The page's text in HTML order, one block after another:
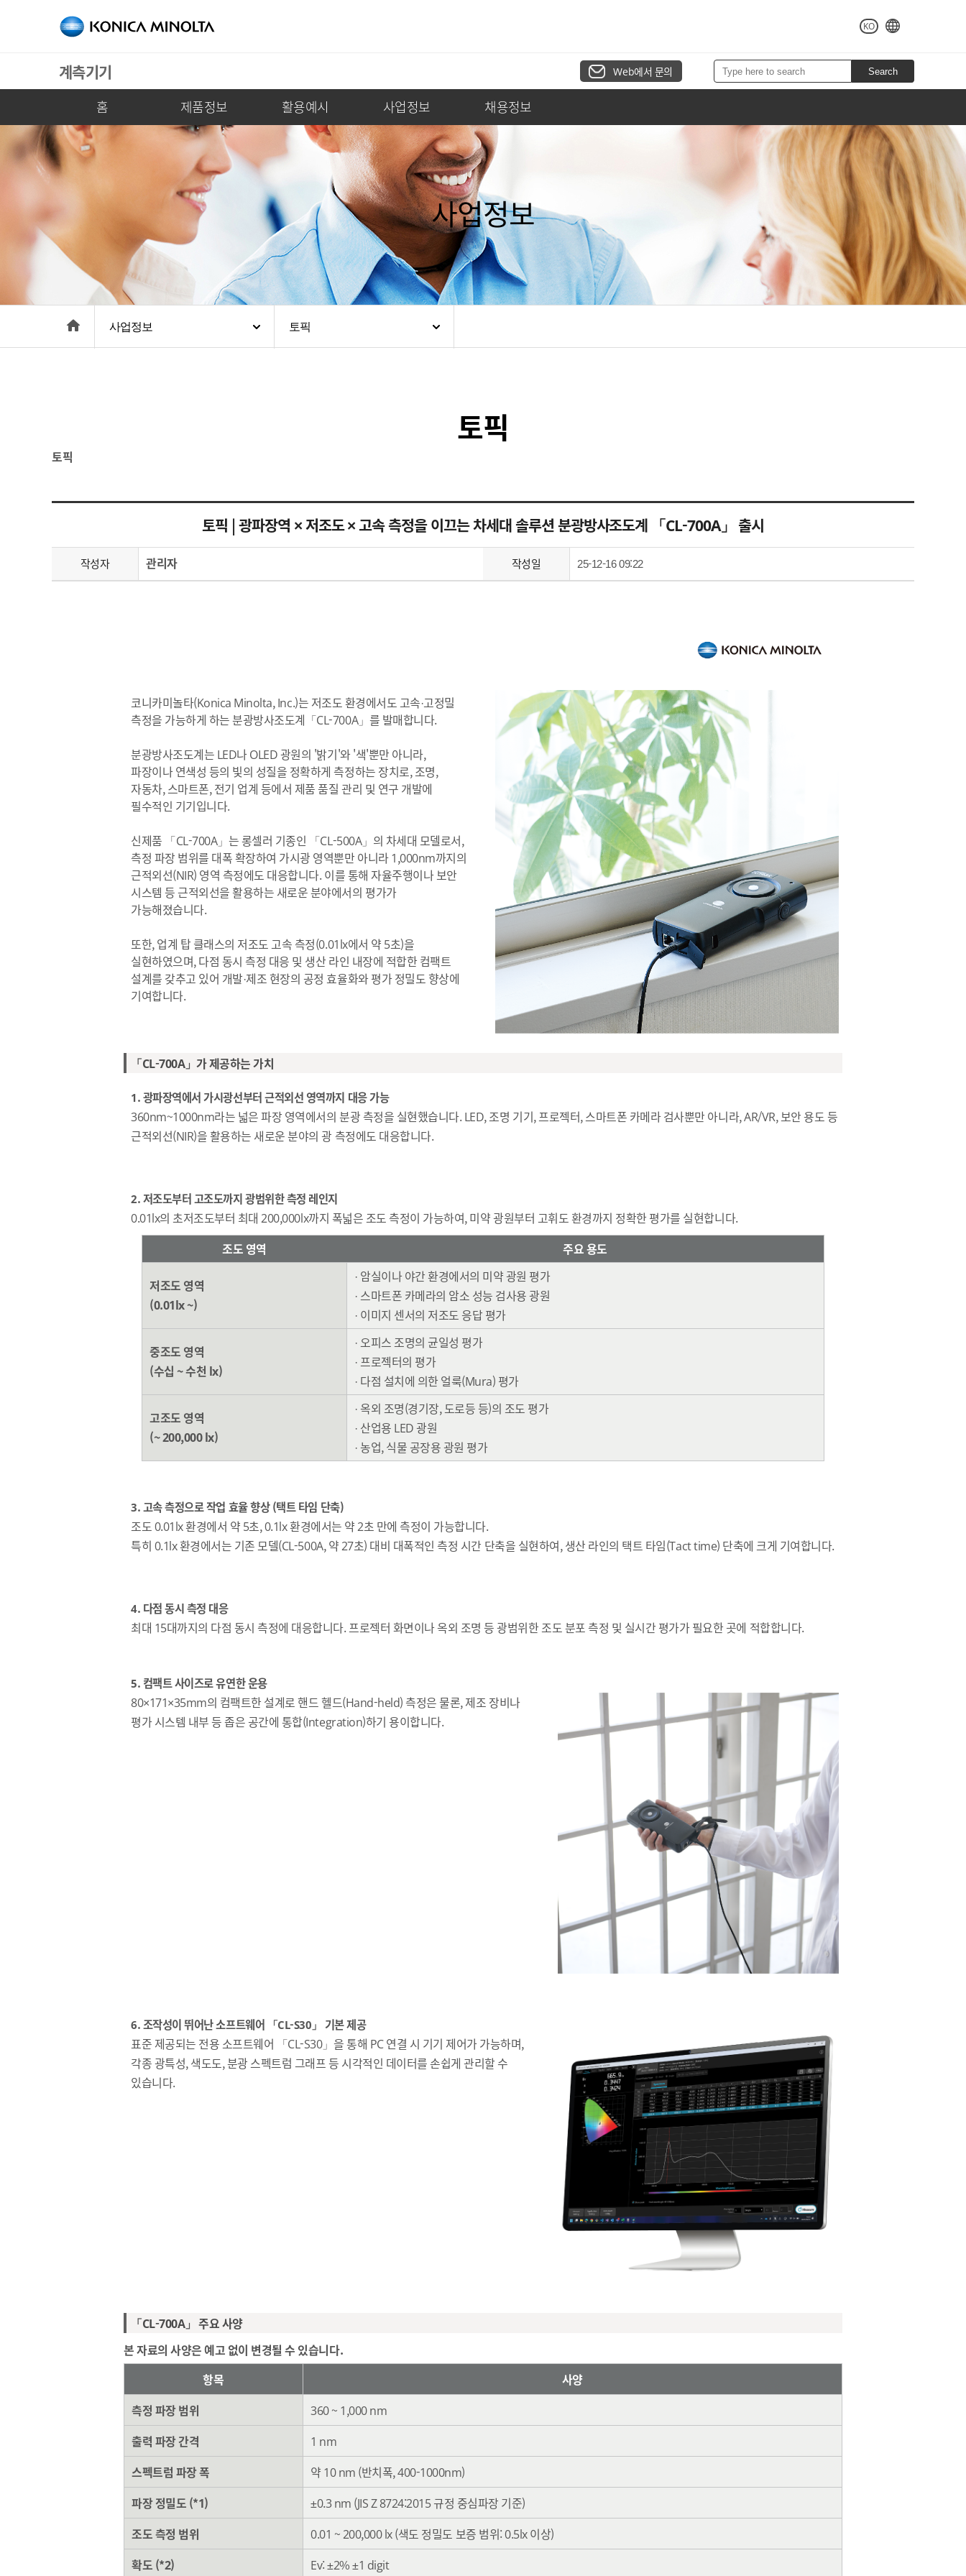
KO
계측기기 Web에서 문의 Search
홈 제품정보 활용예시 사업정보 채용정보
사업정보
home 사업정보 토픽
토픽
토픽
토픽 | 광파장역 × 저조도 × 고속 측정을 이끄는 차세대 솔루션 분광방사조도계 「CL-700A」 출시
작성자 관리자 작성일 25-12-16 09:22
코니카미놀타(Konica Minolta, Inc.)는 저조도 환경에서도 고속·고정밀
측정을 가능하게 하는 분광방사조도계「CL-700A」를 발매합니다.
분광방사조도계는 LED나 OLED 광원의 '밝기'와 '색'뿐만 아니라,
파장이나 연색성 등의 빛의 성질을 정확하게 측정하는 장치로, 조명,
자동차, 스마트폰, 전기 업계 등에서 제품 품질 관리 및 연구 개발에
필수적인 기기입니다.
신제품 「CL-700A」는 롱셀러 기종인 「CL-500A」의 차세대 모델로서,
측정 파장 범위를 대폭 확장하여 가시광 영역뿐만 아니라 1,000nm까지의
근적외선(NIR) 영역 측정에도 대응합니다. 이를 통해 자율주행이나 보안
시스템 등 근적외선을 활용하는 새로운 분야에서의 평가가
가능해졌습니다.
또한, 업계 탑 클래스의 저조도 고속 측정(0.01lx에서 약 5초)을
실현하였으며, 다점 동시 측정 대응 및 생산 라인 내장에 적합한 컴팩트
설계를 갖추고 있어 개발·제조 현장의 공정 효율화와 평가 정밀도 향상에
기여합니다.
「CL-700A」가 제공하는 가치
1. 광파장역에서 가시광선부터 근적외선 영역까지 대응 가능
360nm~1000nm라는 넓은 파장 영역에서의 분광 측정을 실현했습니다. LED, 조명 기기, 프로젝터, 스마트폰 카메라 검사뿐만 아니라, AR/VR, 보안 용도 등
근적외선(NIR)을 활용하는 새로운 분야의 광 측정에도 대응합니다.
2. 저조도부터 고조도까지 광범위한 측정 레인지
0.01lx의 초저조도부터 최대 200,000lx까지 폭넓은 조도 측정이 가능하여, 미약 광원부터 고휘도 환경까지 정확한 평가를 실현합니다.
조도 영역
주요 용도
저조도 영역
(0.01lx ~)
· 암실이나 야간 환경에서의 미약 광원 평가
· 스마트폰 카메라의 암소 성능 검사용 광원
· 이미지 센서의 저조도 응답 평가
중조도 영역
(수십 ~ 수천 lx)
· 오피스 조명의 균일성 평가
· 프로젝터의 평가
· 다점 설치에 의한 얼룩(Mura) 평가
고조도 영역
(~ 200,000 lx)
· 옥외 조명(경기장, 도로등 등)의 조도 평가
· 산업용 LED 광원
· 농업, 식물 공장용 광원 평가
3. 고속 측정으로 작업 효율 향상 (택트 타임 단축)
조도 0.01lx 환경에서 약 5초, 0.1lx 환경에서는 약 2초 만에 측정이 가능합니다.
특히 0.1lx 환경에서는 기존 모델(CL-500A, 약 27초) 대비 대폭적인 측정 시간 단축을 실현하여, 생산 라인의 택트 타임(Tact time) 단축에 크게 기여합니다.
4. 다점 동시 측정 대응
최대 15대까지의 다점 동시 측정에 대응합니다. 프로젝터 화면이나 옥외 조명 등 광범위한 조도 분포 측정 및 실시간 평가가 필요한 곳에 적합합니다.
5. 컴팩트 사이즈로 유연한 운용
80×171×35mm의 컴팩트한 설계로 핸드 헬드(Hand-held) 측정은 물론, 제조 장비나
평가 시스템 내부 등 좁은 공간에 통합(Integration)하기 용이합니다.
6. 조작성이 뛰어난 소프트웨어 「CL-S30」 기본 제공
표준 제공되는 전용 소프트웨어 「CL-S30」을 통해 PC 연결 시 기기 제어가 가능하며,
각종 광특성, 색도도, 분광 스펙트럼 그래프 등 시각적인 데이터를 손쉽게 관리할 수
있습니다.
「CL-700A」 주요 사양
본 자료의 사양은 예고 없이 변경될 수 있습니다.
항목
사양
측정 파장 범위
360 ~ 1,000 nm
출력 파장 간격
1 nm
스펙트럼 파장 폭
약 10 nm (반치폭, 400-1000nm)
파장 정밀도 (*1)
±0.3 nm (JIS Z 8724:2015 규정 중심파장 기준)
조도 측정 범위
0.01 ~ 200,000 lx (색도 정밀도 보증 범위: 0.5lx 이상)
확도 (*2)
Ev: ±2% ±1 digit